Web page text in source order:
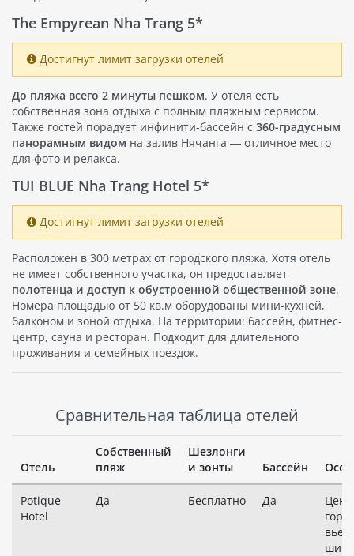
The Empyrean Nha Trang 5*
Достигнут лимит загрузки отелей
До пляжа всего 2 минуты пешком. У отеля есть
собственная зона отдыха с полным пляжным сервисом.
Также гостей порадует инфинити-бассейн с 360-градусным
панорамным видом на залив Нячанга — отличное место
для фото и релакса.
TUI BLUE Nha Trang Hotel 5*
Достигнут лимит загрузки отелей
Расположен в 300 метрах от городского пляжа. Хотя отель
не имеет собственного участка, он предоставляет
полотенца и доступ к обустроенной общественной зоне.
Номера площадью от 50 кв.м оборудованы мини-кухней,
балконом и зоной отдыха. На территории: бассейн, фитнес-
центр, сауна и ресторан. Подходит для длительного
проживания и семейных поездок.
Сравнительная таблица отелей
Отель
Собственный
пляж
Шезлонги
и зонты
Бассейн
Potique
Hotel
Да Бесплатно Да
шика